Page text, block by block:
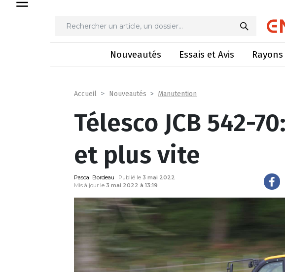
Nouveautés Essais et Avis Rayons
Télesco JCB 542-70: plus
Accueil Nouveautés Manutention
Télesco JCB 542-
et plus vite
Pascal Bordeau Publié le 3 mai 2022
Mis à jour le 3 mai 2022 à 13:19